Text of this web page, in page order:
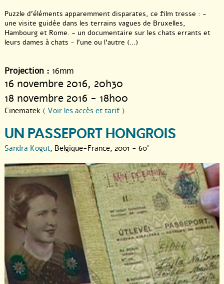
Puzzle d’éléments apparemment disparates, ce film tresse : -
une visite guidée dans les terrains vagues de Bruxelles,
Hambourg et Rome. - un documentaire sur les chats errants et
leurs dames à chats - l’une ou l’autre (...)
Projection : 16mm
16 novembre 2016, 20h30
18 novembre 2016 - 18h00
Cinematek ( Voir les accès et tarif )
UN PASSEPORT HONGROIS
Sandra Kogut, Belgique-France, 2001 - 60'